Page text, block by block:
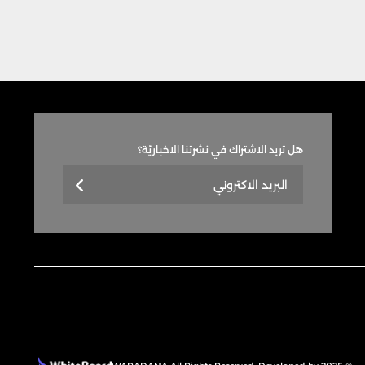
هل تريد الاشتراك في نشرتنا الاخباريّة؟